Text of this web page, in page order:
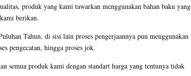
produk yang kami tawarkan menggunakan bahan baku yang
berikan.
Tahun, di sisi lain proses pengerjaannya pun menggunakan
pengecatan, hingga proses jok.
semua produk kami dengan standart harga yang tentunya tidak